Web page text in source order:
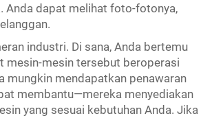
Anda dapat melihat foto-fotonya,
industri. Di sana, Anda bertemu
mesin-mesin tersebut beroperasi
mungkin mendapatkan penawaran
membantu—mereka menyediakan
yang sesuai kebutuhan Anda. Jika